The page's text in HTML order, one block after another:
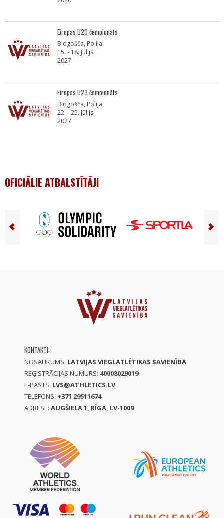
Eiropas U20 čempionāts
Bidgošča, Polija
15. - 18. Jūlijs
2027
Eiropas U23 čempionāts
Bidgošča, Polija
22. - 25. Jūlijs
2027
OFICIĀLIE ATBALSTĪTĀJI
KONTAKTI:
NOSAUKUMS: LATVIJAS VIEGLATLĒTIKAS SAVIENĪBA
REĢISTRĀCIJAS NUMURS: 40008029019
E-PASTS: LVS@ATHLETICS.LV
TELEFONS: +371 29511674
ADRESE: AUGŠIELA 1, RĪGA, LV-1009